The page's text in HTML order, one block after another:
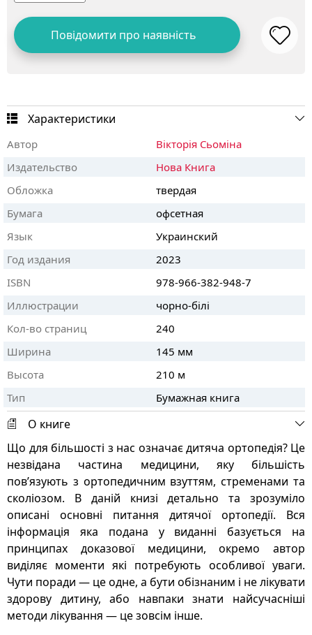
Повідомити про наявність
Характеристики
Автор
Вікторія Сьоміна
Издательство
Нова Книга
Обложка
твердая
Бумага
офсетная
Язык
Украинский
Год издания
2023
ISBN
978-966-382-948-7
Иллюстрации
чорно-білі
Кол-во страниц
240
Ширина
145 мм
Высота
210 м
Тип
Бумажная книга
О книге
Що для більшості з нас означає дитяча ортопедія? Це
незвідана частина медицини, яку більшість
пов’язують з ортопедичним взуттям, стременами та
сколіозом. В даній книзі детально та зрозуміло
описані основні питання дитячої ортопедії. Вся
інформація яка подана у виданні базується на
принципах доказової медицини, окремо автор
виділяє моменти які потребують особливої уваги.
Чути поради — це одне, а бути обізнаним і не лікувати
здорову дитину, або навпаки знати найсучасніші
методи лікування — це зовсім інше.